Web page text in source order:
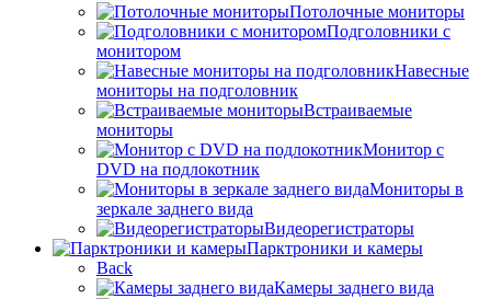
Потолочные мониторы
Подголовники с
монитором
Навесные
мониторы на подголовник
Встраиваемые
мониторы
Монитор с
DVD на подлокотник
Мониторы в
зеркале заднего вида
Видеорегистраторы
Парктроники и камеры
Back
Камеры заднего вида